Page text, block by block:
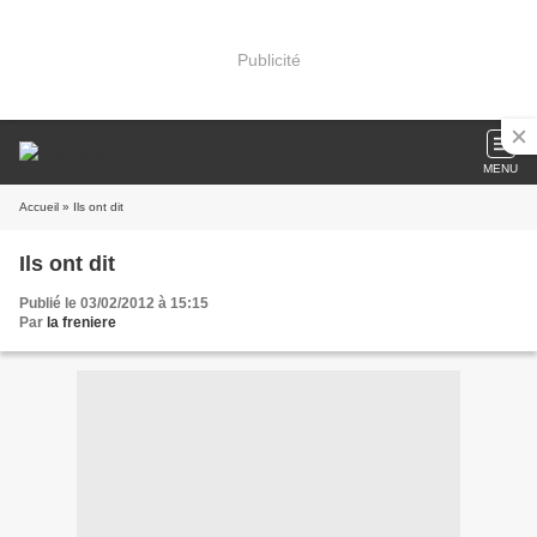
Publicité
MENU
Accueil » Ils ont dit
Ils ont dit
Publié le 03/02/2012 à 15:15
Par la freniere